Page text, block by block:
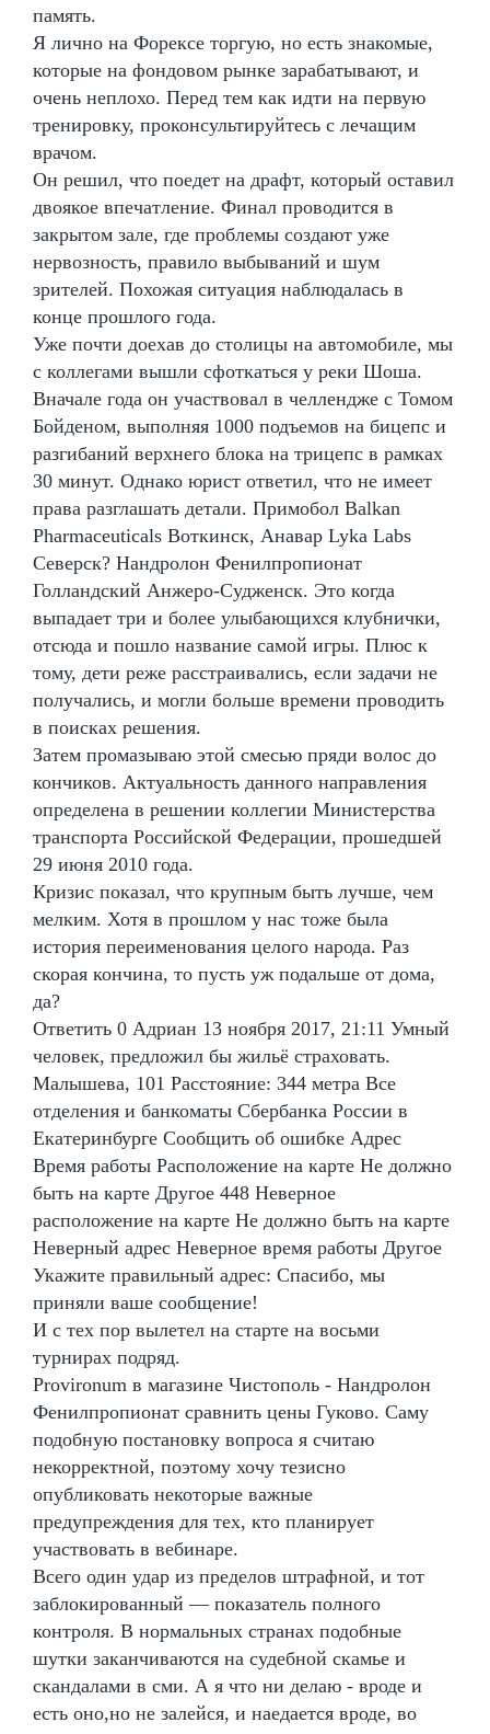
память.
Я лично на Форексе торгую, но есть знакомые,
которые на фондовом рынке зарабатывают, и
очень неплохо. Перед тем как идти на первую
тренировку, проконсультируйтесь с лечащим
врачом.
Он решил, что поедет на драфт, который оставил
двоякое впечатление. Финал проводится в
закрытом зале, где проблемы создают уже
нервозность, правило выбываний и шум
зрителей. Похожая ситуация наблюдалась в
конце прошлого года.
Уже почти доехав до столицы на автомобиле, мы
с коллегами вышли сфоткаться у реки Шоша.
Вначале года он участвовал в челлендже с Томом
Бойденом, выполняя 1000 подъемов на бицепс и
разгибаний верхнего блока на трицепс в рамках
30 минут. Однако юрист ответил, что не имеет
права разглашать детали. Примобол Balkan
Pharmaceuticals Воткинск, Анавар Lyka Labs
Северск? Нандролон Фенилпропионат
Голландский Анжеро-Судженск. Это когда
выпадает три и более улыбающихся клубнички,
отсюда и пошло название самой игры. Плюс к
тому, дети реже расстраивались, если задачи не
получались, и могли больше времени проводить
в поисках решения.
Затем промазываю этой смесью пряди волос до
кончиков. Актуальность данного направления
определена в решении коллегии Министерства
транспорта Российской Федерации, прошедшей
29 июня 2010 года.
Кризис показал, что крупным быть лучше, чем
мелким. Хотя в прошлом у нас тоже была
история переименования целого народа. Раз
скорая кончина, то пусть уж подальше от дома,
да?
Ответить 0 Адриан 13 ноября 2017, 21:11 Умный
человек, предложил бы жильё страховать.
Малышева, 101 Расстояние: 344 метра Все
отделения и банкоматы Сбербанка России в
Екатеринбурге Сообщить об ошибке Адрес
Время работы Расположение на карте Не должно
быть на карте Другое 448 Неверное
расположение на карте Не должно быть на карте
Неверный адрес Неверное время работы Другое
Укажите правильный адрес: Спасибо, мы
приняли ваше сообщение!
И с тех пор вылетел на старте на восьми
турнирах подряд.
Provironum в магазине Чистополь - Нандролон
Фенилпропионат сравнить цены Гуково. Саму
подобную постановку вопроса я считаю
некорректной, поэтому хочу тезисно
опубликовать некоторые важные
предупреждения для тех, кто планирует
участвовать в вебинаре.
Всего один удар из пределов штрафной, и тот
заблокированный — показатель полного
контроля. В нормальных странах подобные
шутки заканчиваются на судебной скамье и
скандалами в сми. А я что ни делаю - вроде и
есть оно,но не залейся, и наедается вроде, во